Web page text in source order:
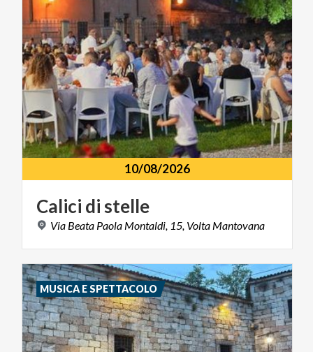
10/08/2026
Calici di stelle
Via Beata Paola Montaldi, 15, Volta Mantovana
MUSICA E SPETTACOLO